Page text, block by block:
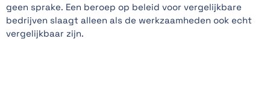
geen sprake. Een beroep op beleid voor vergelijkbare
bedrijven slaagt alleen als de werkzaamheden ook echt
vergelijkbaar zijn.